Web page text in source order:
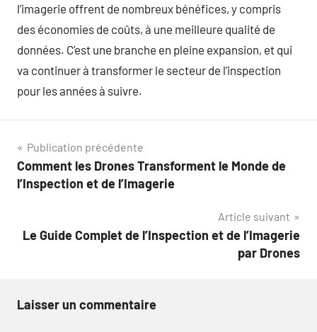
l’imagerie offrent de nombreux bénéfices, y compris
des économies de coûts, à une meilleure qualité de
données. C’est une branche en pleine expansion, et qui
va continuer à transformer le secteur de l’inspection
pour les années à suivre.
Navigation
de
Publication précédente
Comment les Drones Transforment le Monde de
l’Inspection et de l’Imagerie
Article suivant
Le Guide Complet de l’Inspection et de l’Imagerie
par Drones
Laisser un commentaire